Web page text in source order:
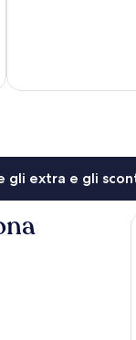
gli extra e gli